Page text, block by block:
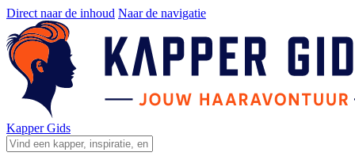
Direct naar de inhoud Naar de navigatie
Kapper Gids